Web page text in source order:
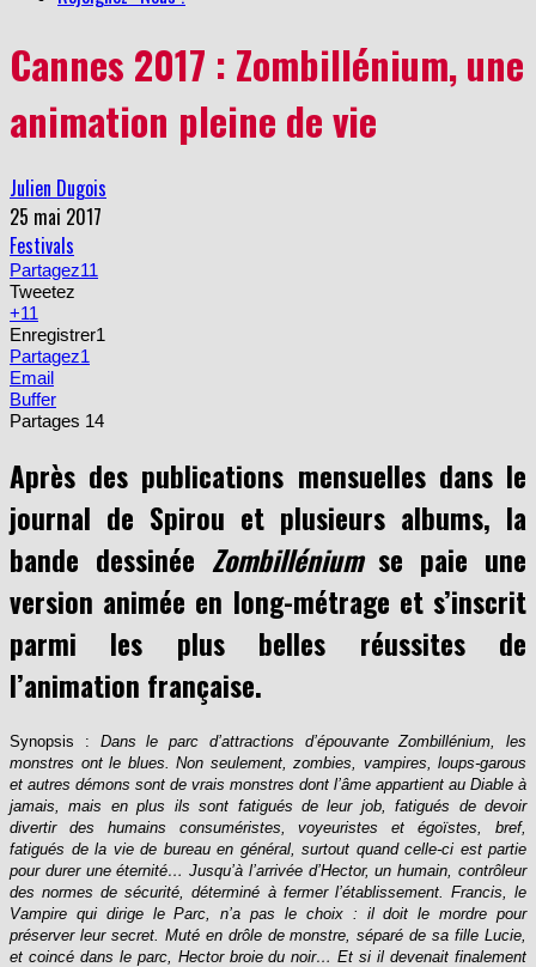
Cannes 2017 : Zombillénium, une
animation pleine de vie
Julien Dugois
25 mai 2017
Festivals
Partagez11
Tweetez
+11
Enregistrer1
Partagez1
Email
Buffer
Partages 14
Après des publications mensuelles dans le
journal de Spirou et plusieurs albums, la
bande dessinée Zombilléniumse paie une
version animée en long-métrage et s’inscrit
parmi les plus belles réussites de
l’animation française.
Synopsis : Dans le parc d’attractions d’épouvante Zombillénium, les
monstres ont le blues. Non seulement, zombies, vampires, loups-garous
et autres démons sont de vrais monstres dont l’âme appartient au Diable à
jamais, mais en plus ils sont fatigués de leur job, fatigués de devoir
divertir des humains consuméristes, voyeuristes et égoïstes, bref,
fatigués de la vie de bureau en général, surtout quand celle-ci est partie
pour durer une éternité… Jusqu’à l’arrivée d’Hector, un humain, contrôleur
des normes de sécurité, déterminé à fermer l’établissement. Francis, le
Vampire qui dirige le Parc, n’a pas le choix : il doit le mordre pour
préserver leur secret. Muté en drôle de monstre, séparé de sa fille Lucie,
et coincé dans le parc, Hector broie du noir… Et si il devenait finalement